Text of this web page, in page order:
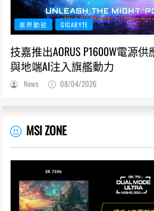
業界動態 GIGABYTE
技嘉推出AORUS P1600W電源
與地端AI注入旗艦動力
News 08/04/2026
MSI ZONE